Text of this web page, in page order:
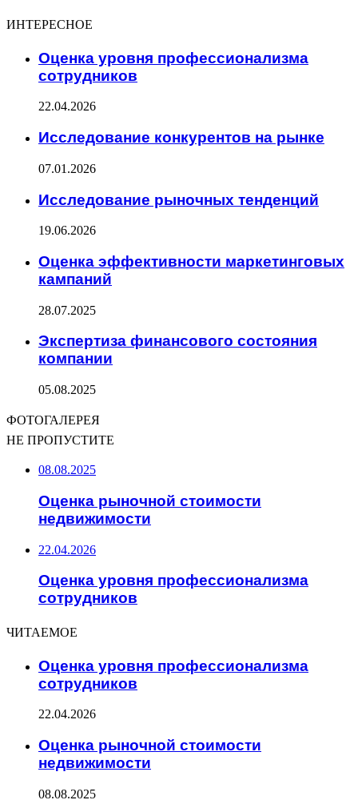
ИНТЕРЕСНОЕ
Оценка уровня профессионализма
сотрудников
22.04.2026
Исследование конкурентов на рынке
07.01.2026
Исследование рыночных тенденций
19.06.2026
Оценка эффективности маркетинговых
кампаний
28.07.2025
Экспертиза финансового состояния
компании
05.08.2025
ФОТОГАЛЕРЕЯ
НЕ ПРОПУСТИТЕ
08.08.2025
Оценка рыночной стоимости
недвижимости
22.04.2026
Оценка уровня профессионализма
сотрудников
ЧИТАЕМОЕ
Оценка уровня профессионализма
сотрудников
22.04.2026
Оценка рыночной стоимости
недвижимости
08.08.2025